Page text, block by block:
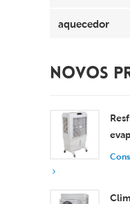
aquecedor
NOVOS